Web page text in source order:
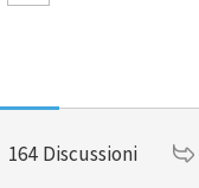
164 Discussioni